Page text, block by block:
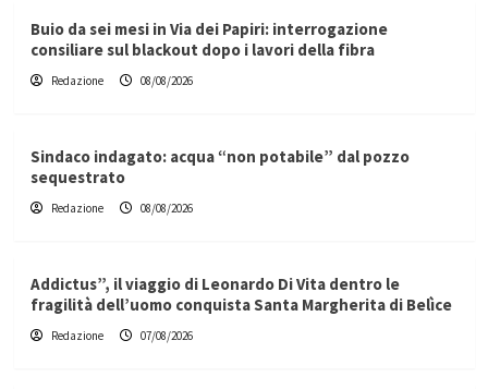
Buio da sei mesi in Via dei Papiri: interrogazione
consiliare sul blackout dopo i lavori della fibra
Redazione 08/08/2026
Sindaco indagato: acqua “non potabile” dal pozzo
sequestrato
Redazione 08/08/2026
Addictus”, il viaggio di Leonardo Di Vita dentro le
fragilità dell’uomo conquista Santa Margherita di Belìce
Redazione 07/08/2026